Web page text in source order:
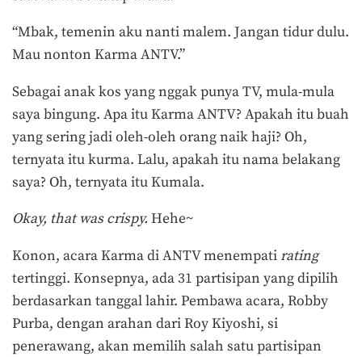
“Mbak, temenin aku nanti malem. Jangan tidur dulu.
Mau nonton Karma ANTV.”
Sebagai anak kos yang nggak punya TV, mula-mula
saya bingung. Apa itu Karma ANTV? Apakah itu buah
yang sering jadi oleh-oleh orang naik haji? Oh,
ternyata itu kurma. Lalu, apakah itu nama belakang
saya? Oh, ternyata itu Kumala.
Okay, that was crispy.Hehe~
Konon, acara Karma di ANTV menempatirating
tertinggi. Konsepnya, ada 31 partisipan yang dipilih
berdasarkan tanggal lahir. Pembawa acara, Robby
Purba, dengan arahan dari Roy Kiyoshi, si
penerawang, akan memilih salah satu partisipan